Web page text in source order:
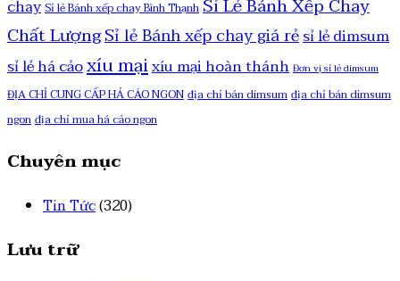
chaySỉ lẻ Bánh xếp chay Bình Thạnh
Chất LượngSỉ lẻ Bánh xếp chay giá rẻsỉ lẻ dimsum
sỉ lẻ há cảoxíu mạixíu mại hoàn thánh Đơn vị sỉ lẻ dimsum
ĐỊA CHỈ CUNG CẤP HẢ CÁO NGONđịa chỉ bán dimsumđịa chỉ bán dimsum
ngonđịa chỉ mua há cảo ngon
Chuyên mục
Tin Tức(320)
Lưu trữ